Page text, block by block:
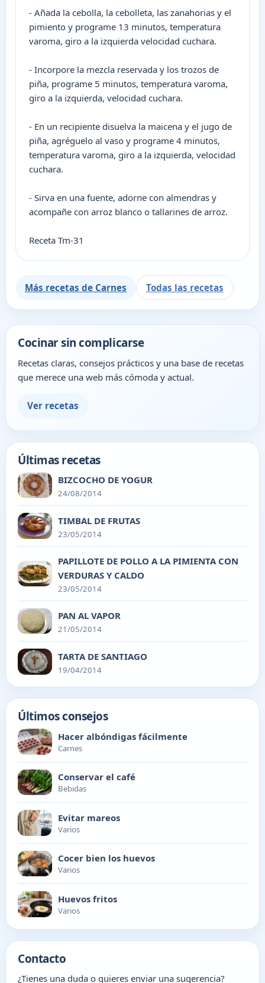
- Añada la cebolla, la cebolleta, las zanahorias y el
pimiento y programe 13 minutos, temperatura
varoma, giro a la izquierda velocidad cuchara.
- Incorpore la mezcla reservada y los trozos de
piña, programe 5 minutos, temperatura varoma,
giro a la izquierda, velocidad cuchara.
- En un recipiente disuelva la maicena y el jugo de
piña, agréguelo al vaso y programe 4 minutos,
temperatura varoma, giro a la izquierda, velocidad
cuchara.
- Sirva en una fuente, adorne con almendras y
acompañe con arroz blanco o tallarines de arroz.
Receta Tm-31
Más recetas de Carnes Todas las recetas
Cocinar sin complicarse
Recetas claras, consejos prácticos y una base de recetas
que merece una web más cómoda y actual.
Ver recetas
Últimas recetas
BIZCOCHO DE YOGUR
24/08/2014
TIMBAL DE FRUTAS
23/05/2014
PAPILLOTE DE POLLO A LA PIMIENTA CON
VERDURAS Y CALDO
23/05/2014
PAN AL VAPOR
21/05/2014
TARTA DE SANTIAGO
19/04/2014
Últimos consejos
Hacer albóndigas fácilmente
Carnes
Conservar el café
Bebidas
Evitar mareos
Varios
Cocer bien los huevos
Varios
Huevos fritos
Varios
Contacto
¿Tienes una duda o quieres enviar una sugerencia?